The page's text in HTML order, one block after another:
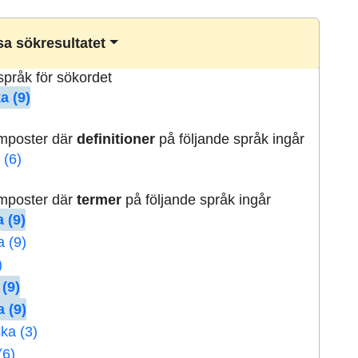
sökresultatet
för sökordet
(9)
därdefinitioner på följande språk ingår
(6)
därtermer på följande språk ingår
(9)
(9)
(9)
(3)